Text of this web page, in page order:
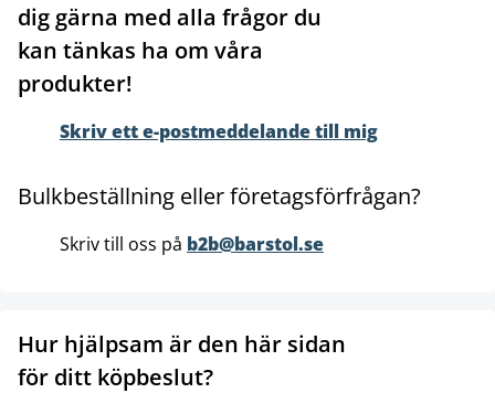
dig gärna med alla frågor du
kan tänkas ha om våra
produkter!
Skriv ett e-postmeddelande till mig
Bulkbeställning eller företagsförfrågan?
Skriv till oss på b2b@barstol.se
Hur hjälpsam är den här sidan
för ditt köpbeslut?